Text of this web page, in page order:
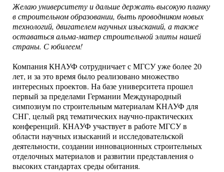
Желаю университету и дальше держать высокую планку
в строительном образовании, быть проводником новых
технологий, двигателем научных изысканий, а также
оставаться альма-матер строительной элиты нашей
страны. С юбилеем!
Компания КНАУФ сотрудничает с МГСУ уже более 20
лет, и за это время было реализовано множество
интересных проектов. На базе университета прошел
первый за пределами Германии Международный
симпозиум по строительным материалам КНАУФ для
СНГ, целый ряд тематических научно-практических
конференций. КНАУФ участвует в работе МГСУ в
области научных изысканий и исследовательской
деятельности, создании инновационных строительных
отделочных материалов и развитии представления о
высоких стандартах среды обитания.